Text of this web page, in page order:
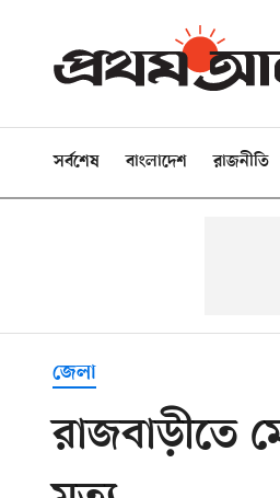
সর্বশেষ বাংলাদেশ রাজনীতি
জেলা
রাজবাড়ীতে